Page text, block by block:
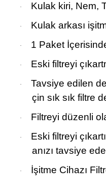
· Kulak kiri, Nem,
· Kulak arkası
· 1 Paket
· Eski filtreyi
·
Tavsiye edilen
çin sık sık filtre
· Filtreyi düzenli
·
Eski filtreyi
anızı tavsiye
· İşitme Cihazı